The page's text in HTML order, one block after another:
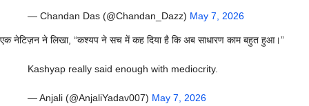
— Chandan Das (@Chandan_Dazz) May 7, 2026
एक नेटिज़न ने लिखा, “कश्यप ने सच में कह दिया है कि अब साधारण काम बहुत हुआ।”
Kashyap really said enough with mediocrity.
— Anjali (@AnjaliYadav007) May 7, 2026